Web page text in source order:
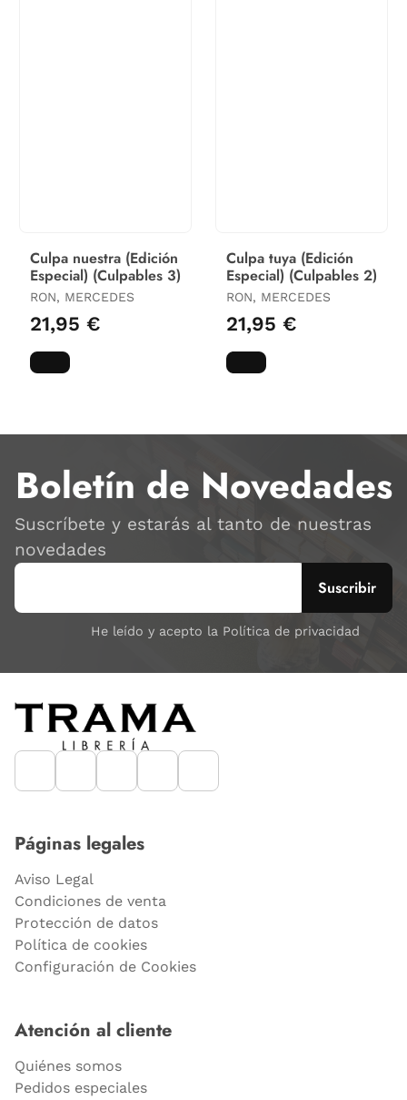
Culpa nuestra (Edición
Especial) (Culpables 3)
RON, MERCEDES
21,95 €
Culpa tuya (Edición
Especial) (Culpables 2)
RON, MERCEDES
21,95 €
Boletín de Novedades
Suscríbete y estarás al tanto de nuestras
novedades
He leído y acepto la Política de privacidad
Páginas legales
Aviso Legal
Condiciones de venta
Protección de datos
Política de cookies
Configuración de Cookies
Atención al cliente
Quiénes somos
Pedidos especiales